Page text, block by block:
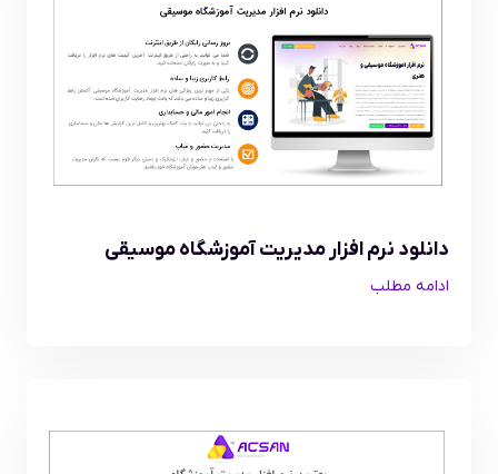
دانلود نرم افزار مدیریت آموزشگاه موسیقی
ادامه مطلب